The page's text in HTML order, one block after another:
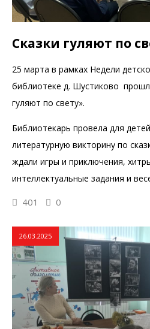
Сказки гуляют по
25 марта в рамках Недели
библиотеке д. Шустиково
гуляют по свету».
Библиотекарь провела для
литературную викторину по
ждали игры и приключения,
интеллектуальные задания и
401 0
26.03.2025